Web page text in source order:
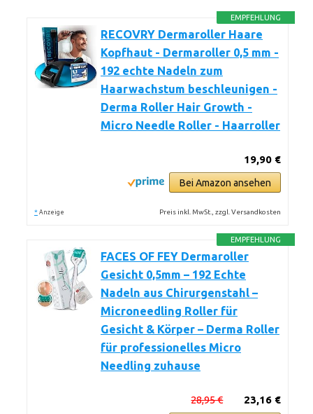
EMPFEHLUNG
RECOVRY Dermaroller Haare
Kopfhaut - Dermaroller 0,5 mm -
192 echte Nadeln zum
Haarwachstum beschleunigen -
Derma Roller Hair Growth -
Micro Needle Roller - Haarroller
19,90 €
Bei Amazon ansehen
* Anzeige Preis inkl. MwSt., zzgl. Versandkosten
EMPFEHLUNG
FACES OF FEY Dermaroller
Gesicht 0,5mm – 192 Echte
Nadeln aus Chirurgenstahl –
Microneedling Roller für
Gesicht & Körper – Derma Roller
für professionelles Micro
Needling zuhause
23,16 €
28,95 €